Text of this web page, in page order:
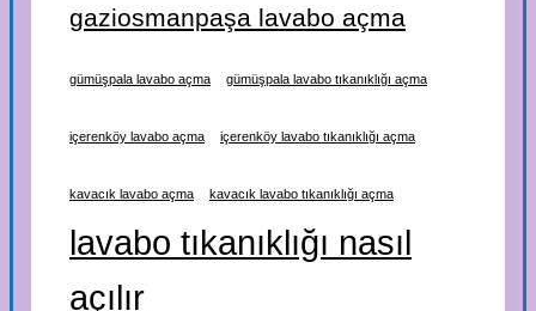
gaziosmanpaşa lavabo açma
gümüşpala lavabo açma gümüşpala lavabo tıkanıklığı açma
içerenköy lavabo açma içerenköy lavabo tıkanıklığı açma
kavacık lavabo açma kavacık lavabo tıkanıklığı açma
lavabo tıkanıklığı nasıl
açılır